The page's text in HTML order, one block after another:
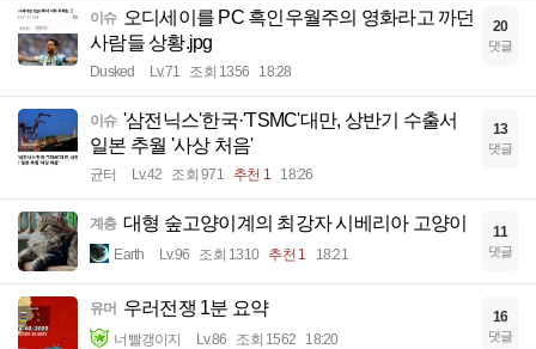
이슈 오디세이를 PC 흑인우월주의 영화라고 까던
사람들 상황.jpg
Dusked Lv.71 조회 1356 18:28
20
댓글
이슈 '삼전닉스'한국·'TSMC'대만, 상반기 수출서
일본 추월 '사상 처음'
균터 Lv.42 조회 971 추천 1 18:26
13
댓글
계층 대형 숲고양이계의 최강자 시베리아 고양이
Earth Lv.96 조회 1310 추천 1 18:21
11
댓글
유머 우러전쟁 1분 요약
너빨갱이지 Lv.86 조회 1562 18:20
16
댓글